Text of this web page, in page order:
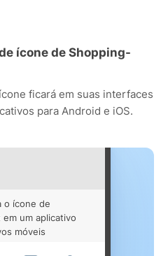
ícone de Shopping-
ficará em suas interfaces
para Android e iOS.
o ícone de
um aplicativo
móveis